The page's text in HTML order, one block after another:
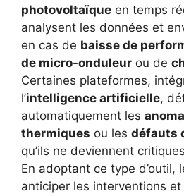
photovoltaïque en temps
analysent les données et
en cas de baisse de
de micro-onduleur ou de
Certaines plateformes,
l’intelligence artificielle,
automatiquement les
thermiques ou les défauts
qu’ils ne deviennent
En adoptant ce type d’outil,
anticiper les interventions